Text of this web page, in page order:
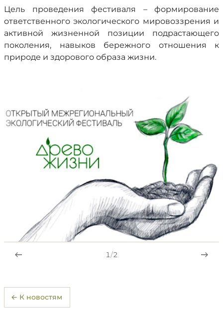
Цель проведения фестиваля – формирование
ответственного экологического мировоззрения и
активной жизненной позиции подрастающего
поколения, навыков бережного отношения к
природе и здорового образа жизни.
1/2
← К новостям